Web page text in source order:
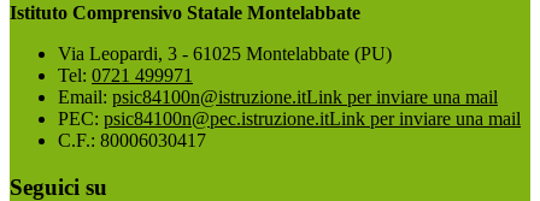
Istituto Comprensivo Statale Montelabbate
Via Leopardi, 3 - 61025 Montelabbate (PU)
Tel: 0721 499971
Email: psic84100n@istruzione.itLink per inviare una mail
PEC: psic84100n@pec.istruzione.itLink per inviare una mail
C.F.: 80006030417
Seguici su